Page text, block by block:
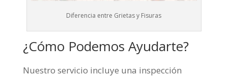
Diferencia entre Grietas y Fisuras
¿Cómo Podemos Ayudarte?
Nuestro servicio incluye una inspección